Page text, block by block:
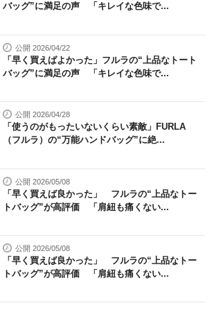
バッグ”に満足の声 「キレイな色味で...
公開 2026/04/22
「早く買えばよかった」フルラの“上品なトート
バッグ”に満足の声 「キレイな色味で...
公開 2026/04/28
「使うのがもったいないくらい素敵」FURLA
（フルラ）の“万能ハンドバッグ”に絶...
公開 2026/05/08
「早く買えば良かった」 フルラの“上品なトー
トバッグ”が高評価 「肩紐も痛くない...
公開 2026/05/08
「早く買えば良かった」 フルラの“上品なトー
トバッグ”が高評価 「肩紐も痛くない...